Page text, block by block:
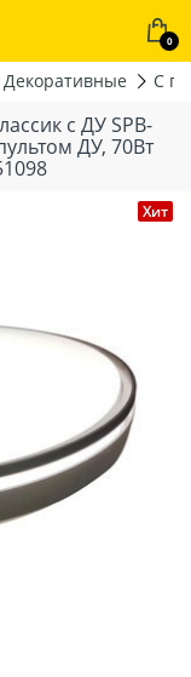
0
Декоративные С
с ДУ SPB-
ДУ, 70Вт
Хит